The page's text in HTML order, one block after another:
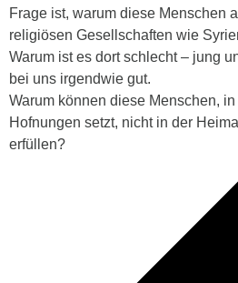
Frage ist, warum diese Menschen
religiösen Gesellschaften wie
Warum ist es dort schlecht – jung
bei uns irgendwie gut.
Warum können diese Menschen,
Hofnungen setzt, nicht in der
erfüllen?